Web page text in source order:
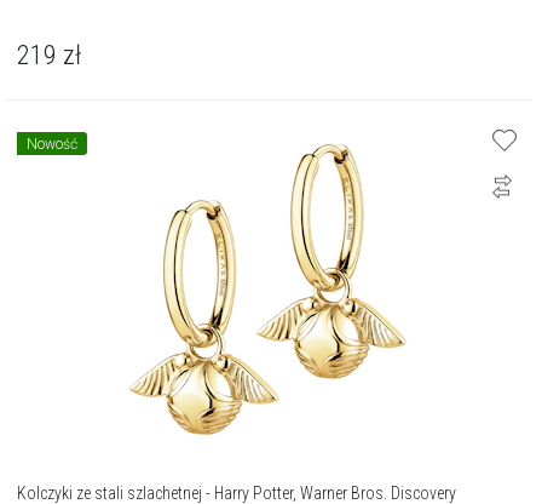
219 zł
Nowość
Kolczyki ze stali szlachetnej - Harry Potter, Warner Bros. Discovery